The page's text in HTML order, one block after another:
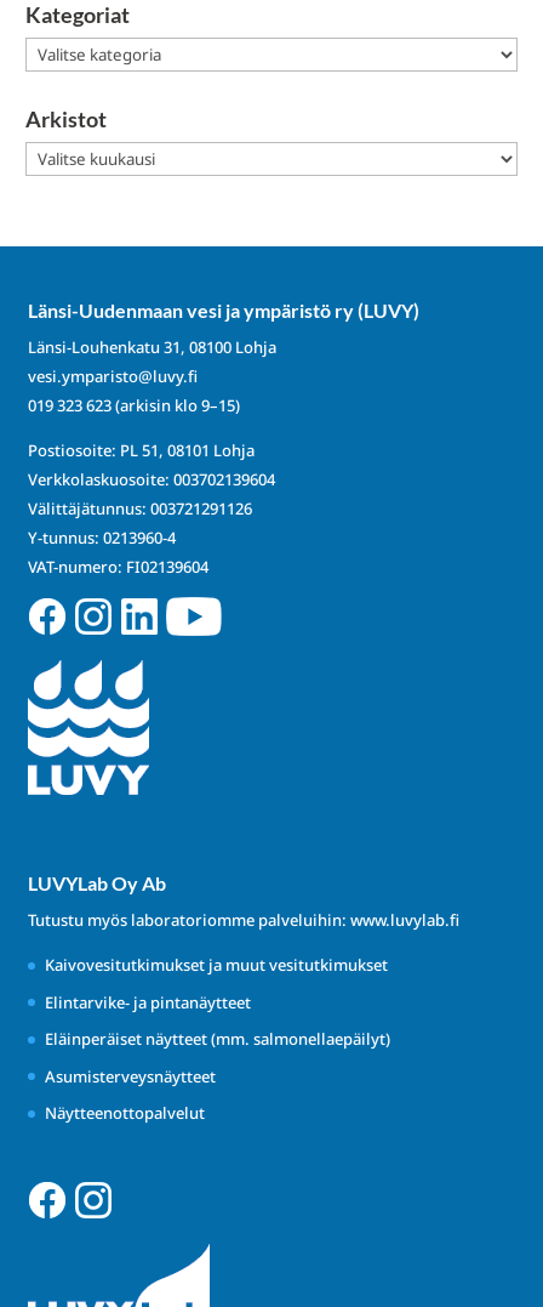
Kategoriat
Kategoriat
Arkistot
Arkistot
Länsi-Uudenmaan vesi ja ympäristö ry (LUVY)
Länsi-Louhenkatu 31, 08100 Lohja
vesi.ymparisto@luvy.fi
019 323 623(arkisin klo 9–15)
Postiosoite: PL 51, 08101 Lohja
Verkkolaskuosoite: 003702139604
Välittäjätunnus: 003721291126
Y-tunnus: 0213960-4
VAT-numero: FI02139604
LUVYLab Oy Ab
Tutustu myös laboratoriomme palveluihin: www.luvylab.fi
Kaivovesitutkimukset ja muut vesitutkimukset
Elintarvike- ja pintanäytteet
Eläinperäiset näytteet (mm. salmonellaepäilyt)
Asumisterveysnäytteet
Näytteenottopalvelut